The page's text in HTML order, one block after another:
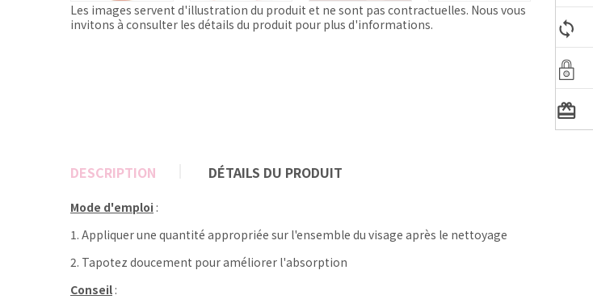
Les images servent d'illustration du produit et ne sont pas contractuelles. Nous vous
invitons à consulter les détails du produit pour plus d'informations.
DESCRIPTION DÉTAILS DU PRODUIT
Mode d'emploi :
1. Appliquer une quantité appropriée sur l'ensemble du visage après le nettoyage
2. Tapotez doucement pour améliorer l'absorption
Conseil :